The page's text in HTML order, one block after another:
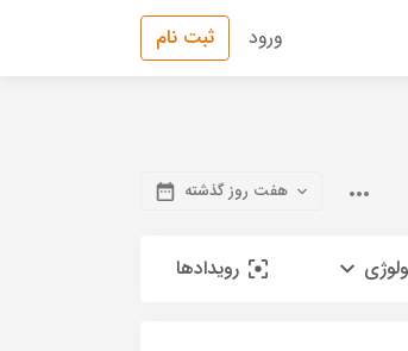
ورود ثبت نام
هفت روز گذشته
رویدادها